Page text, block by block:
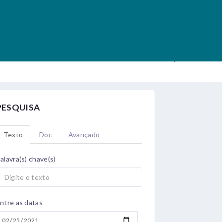
Texto Doc Avançado
chave(s)
as datas